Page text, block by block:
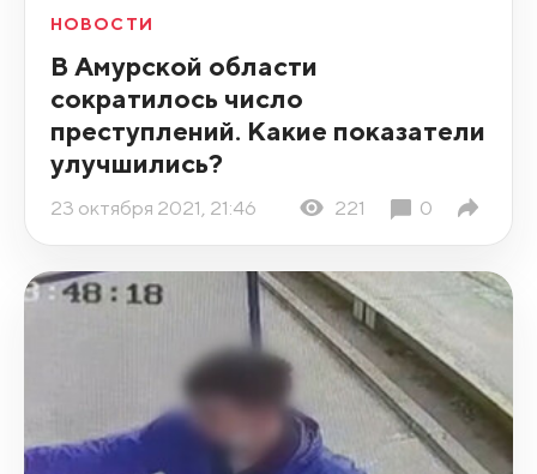
НОВОСТИ
В Амурской области
сократилось число
преступлений. Какие показатели
улучшились?
23 октября 2021, 21:46 221 0